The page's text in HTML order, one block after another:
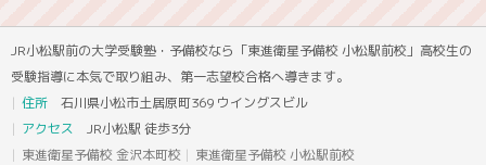
JR小松駅前の大学受験塾・予備校なら「東進衛星予備校 小松駅前校」高校生の
受験指導に本気で取り組み、第一志望校合格へ導きます。
住所 石川県小松市土居原町369 ウイングスビル
アクセス JR小松駅 徒歩3分
東進衛星予備校 金沢本町校
東進衛星予備校 小松駅前校